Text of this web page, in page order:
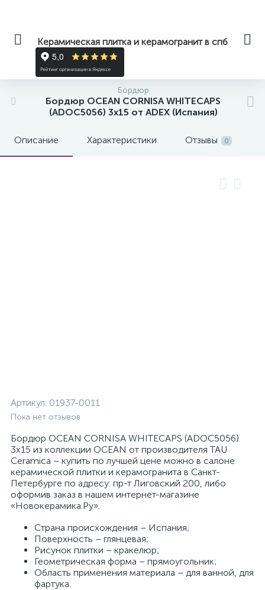
Керамическая плитка и керамогранит в спб
Бордюр
Бордюр OCEAN CORNISA WHITECAPS
(ADOC5056) 3x15 от ADEX (Испания)
Описание Характеристики Отзывы 0
Артикул: 01937-0011
Пока нет отзывов
Бордюр OCEAN CORNISA WHITECAPS (ADOC5056)
3x15 из коллекции OCEAN от производителя TAU
Ceramica – купить по лучшей цене можно в салоне
керамической плитки и керамогранита в Санкт-
Петербурге по адресу: пр-т Лиговский 200, либо
оформив заказ в нашем интернет-магазине
«Новокерамика.Ру».
Страна происхождения – Испания;
Поверхность – глянцевая;
Рисунок плитки – кракелюр;
Геометрическая форма – прямоугольник;
Область применения материала – для ванной, для
фартука.